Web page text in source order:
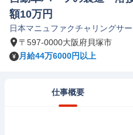
額10万円
日本マニュファクチャリングサ
〒597-0000大阪府貝塚市
月給44万6000円以上
仕事概要